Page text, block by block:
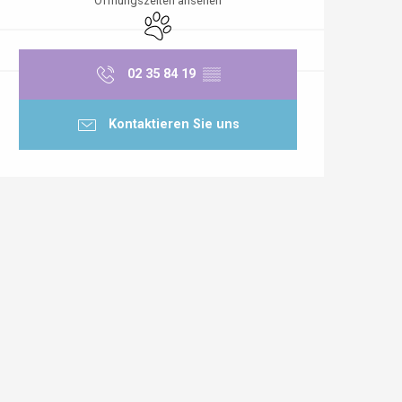
Tiere erlaubt
02 35 84 19 ▒▒
Kontaktieren Sie uns